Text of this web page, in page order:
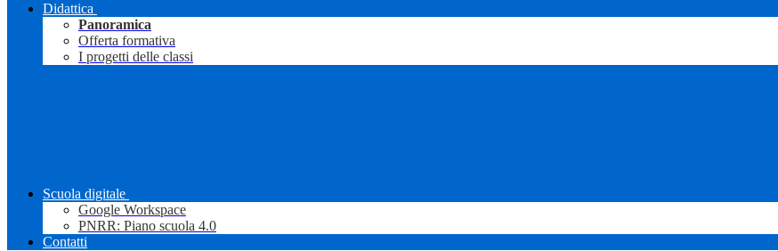
Didattica
Panoramica
Offerta formativa
I progetti delle classi
Scuola digitale
Google Workspace
PNRR: Piano scuola 4.0
Contatti